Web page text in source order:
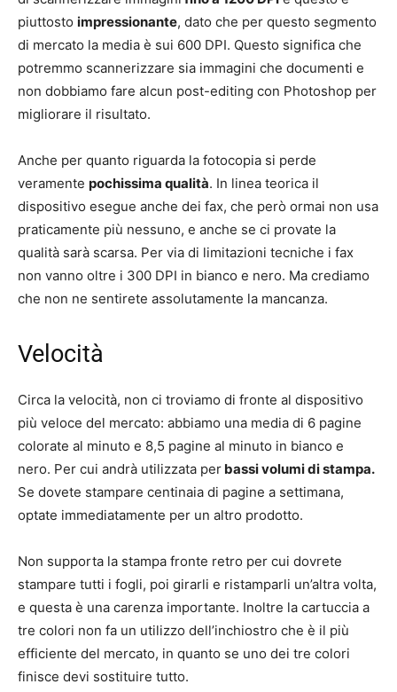
piuttosto impressionante, dato che per questo segmento
di mercato la media è sui 600 DPI. Questo significa che
potremmo scannerizzare sia immagini che documenti e
non dobbiamo fare alcun post-editing con Photoshop per
migliorare il risultato.
Anche per quanto riguarda la fotocopia si perde
veramente pochissima qualità. In linea teorica il
dispositivo esegue anche dei fax, che però ormai non usa
praticamente più nessuno, e anche se ci provate la
qualità sarà scarsa. Per via di limitazioni tecniche i fax
non vanno oltre i 300 DPI in bianco e nero. Ma crediamo
che non ne sentirete assolutamente la mancanza.
Velocità
Circa la velocità, non ci troviamo di fronte al dispositivo
più veloce del mercato: abbiamo una media di 6 pagine
colorate al minuto e 8,5 pagine al minuto in bianco e
nero. Per cui andrà utilizzata per bassi volumi di stampa.
Se dovete stampare centinaia di pagine a settimana,
optate immediatamente per un altro prodotto.
Non supporta la stampa fronte retro per cui dovrete
stampare tutti i fogli, poi girarli e ristamparli un’altra volta,
e questa è una carenza importante. Inoltre la cartuccia a
tre colori non fa un utilizzo dell’inchiostro che è il più
efficiente del mercato, in quanto se uno dei tre colori
finisce devi sostituire tutto.